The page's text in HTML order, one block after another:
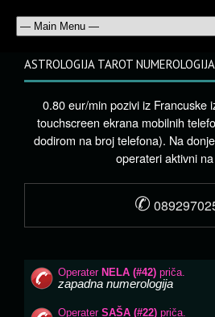
ASTROLOGIJA TAROT
0.80 eur/min pozivi iz Francuske
touchscreen ekrana mobilnih
dodirom na broj telefona). Na
operateri aktivni
✆